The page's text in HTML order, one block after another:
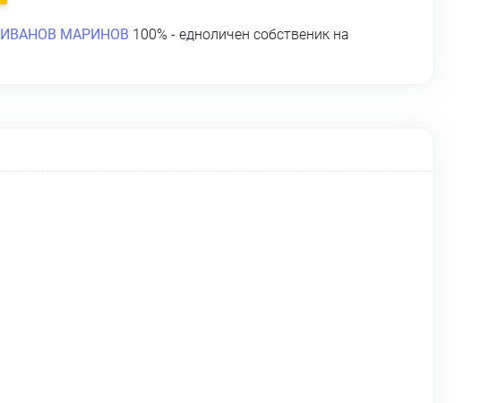
МАРИНОВ 100% - едноличен собственик на